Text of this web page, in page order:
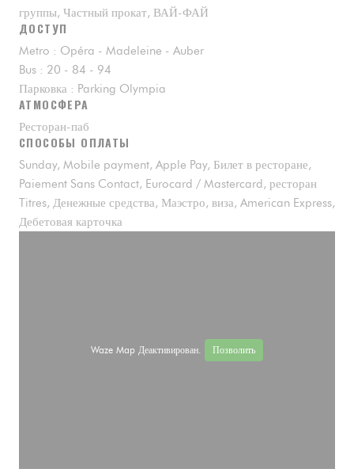
группы, Частный прокат, ВАЙ-ФАЙ
ДОСТУП
Metro : Opéra - Madeleine - Auber
Bus : 20 - 84 - 94
Парковка : Parking Olympia
АТМОСФЕРА
Ресторан-паб
СПОСОБЫ ОПЛАТЫ
Sunday, Mobile payment, Apple Pay, Билет в ресторане,
Paiement Sans Contact, Eurocard / Mastercard, ресторан
Titres, Денежные средства, Маэстро, виза, American Express,
Дебетовая карточка
Waze Map Деактивирован. Позволить